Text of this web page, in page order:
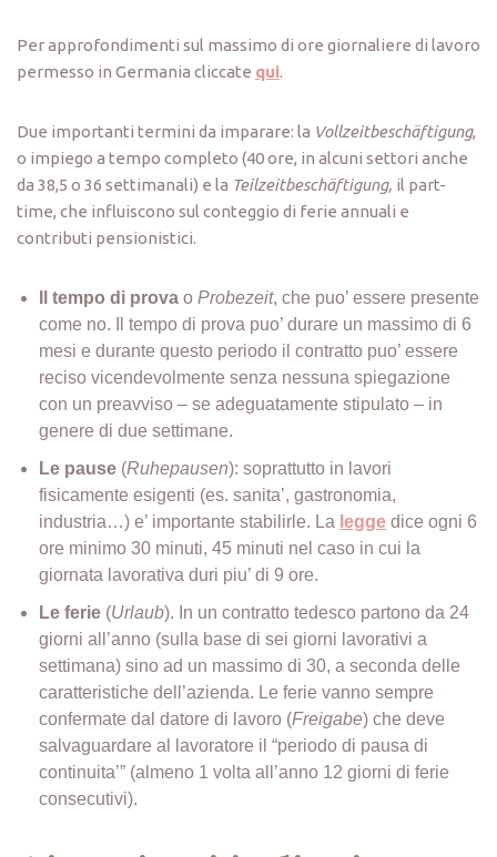
Per approfondimenti sul massimo di ore giornaliere di lavoro
permesso in Germania cliccate qui.
Due importanti termini da imparare: la Vollzeitbeschäftigung,
o impiego a tempo completo (40 ore, in alcuni settori anche
da 38,5 o 36 settimanali) e la Teilzeitbeschäftigung, il part-
time, che influiscono sul conteggio di ferie annuali e
contributi pensionistici.
Il tempo di prova o Probezeit, che puo’ essere presente
come no. Il tempo di prova puo’ durare un massimo di 6
mesi e durante questo periodo il contratto puo’ essere
reciso vicendevolmente senza nessuna spiegazione
con un preavviso – se adeguatamente stipulato – in
genere di due settimane.
Le pause (Ruhepausen): soprattutto in lavori
fisicamente esigenti (es. sanita’, gastronomia,
industria…) e’ importante stabilirle. La legge dice ogni 6
ore minimo 30 minuti, 45 minuti nel caso in cui la
giornata lavorativa duri piu’ di 9 ore.
Le ferie (Urlaub). In un contratto tedesco partono da 24
giorni all’anno (sulla base di sei giorni lavorativi a
settimana) sino ad un massimo di 30, a seconda delle
caratteristiche dell’azienda. Le ferie vanno sempre
confermate dal datore di lavoro (Freigabe) che deve
salvaguardare al lavoratore il “periodo di pausa di
continuita’” (almeno 1 volta all’anno 12 giorni di ferie
consecutivi).